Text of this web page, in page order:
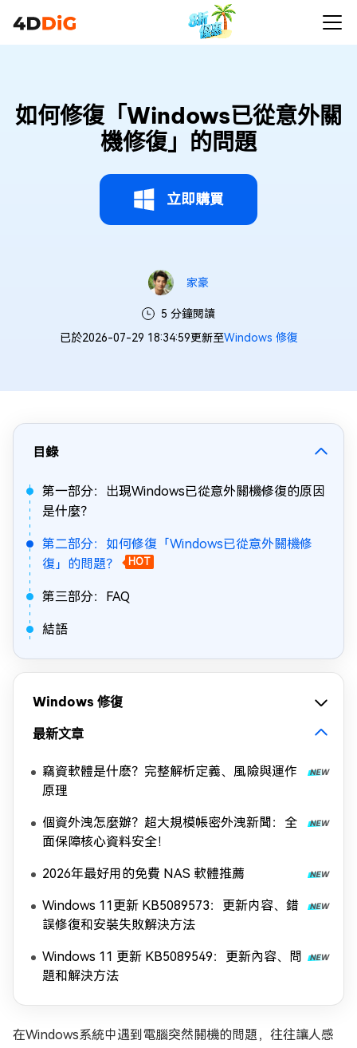
如何修復「Windows已從意外關
機修復」的問題
立即購買
家豪
5 分鐘閱讀
已於2026-07-29 18:34:59更新至Windows 修復
目錄
第一部分：出現Windows已從意外關機修復的原因
是什麼？
第二部分：如何修復「Windows已從意外關機修
復」的問題？
HOT
第三部分：FAQ
結語
Windows 修復
最新文章
竊資軟體是什麽？完整解析定義、風險與運作
原理
個資外洩怎麼辦？超大規模帳密外洩新聞：全
面保障核心資料安全！
2026年最好用的免費 NAS 軟體推薦
Windows 11更新 KB5089573：更新内容、錯
誤修復和安裝失敗解決方法
Windows 11 更新 KB5089549：更新內容、問
題和解決方法
在Windows系統中遇到電腦突然關機的問題，往往讓人感